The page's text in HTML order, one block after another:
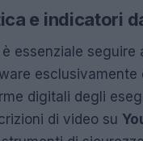
e indicatori
essenziale seguire
esclusivamente
digitali degli
di video su